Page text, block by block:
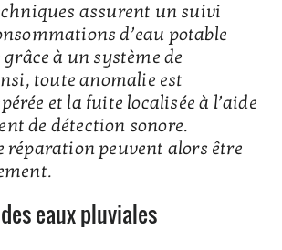
assurent un suivi
d’eau potable
à un système de
toute anomalie est
et la fuite localisée à l’aide
de détection sonore.
réparation peuvent alors être
eaux pluviales